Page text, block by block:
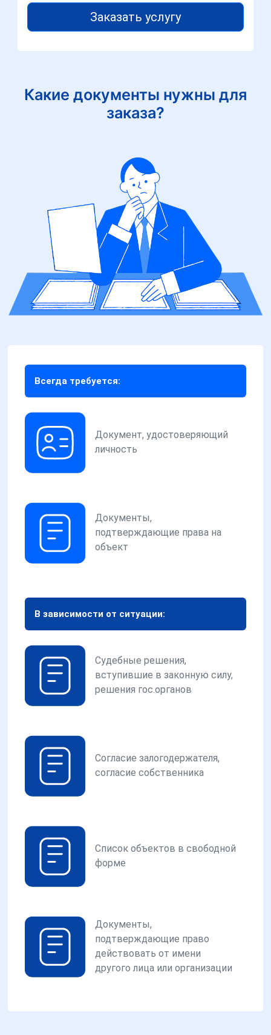
Заказать услугу
Какие документы нужны для
заказа?
Всегда требуется:
Документ, удостоверяющий
личность
Документы,
подтверждающие права на
объект
В зависимости от ситуации:
Судебные решения,
вступившие в законную силу,
решения гос.органов
Согласие залогодержателя,
согласие собственника
Список объектов в свободной
форме
Документы,
подтверждающие право
действовать от имени
другого лица или организации